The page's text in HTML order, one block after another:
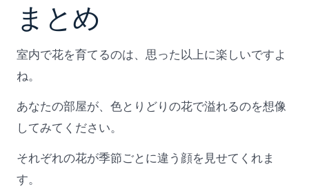
まとめ
室内で花を育てるのは、思った以上に楽しいですよ
ね。
あなたの部屋が、色とりどりの花で溢れるのを想像
してみてください。
それぞれの花が季節ごとに違う顔を見せてくれま
す。